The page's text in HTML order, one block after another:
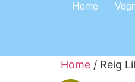
Home
Home / Reig